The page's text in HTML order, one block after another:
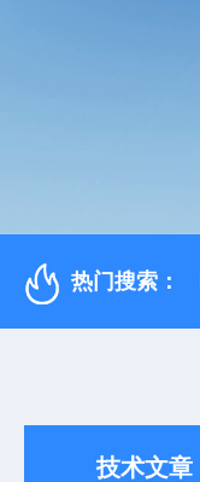
热门搜索：
技术文章